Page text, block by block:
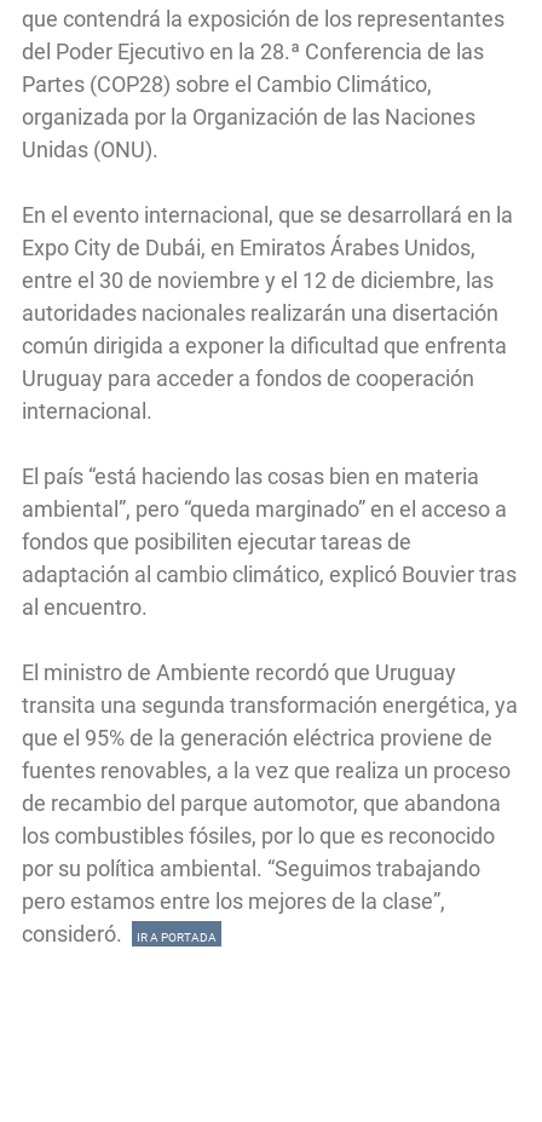
que contendrá la exposición de los representantes
del Poder Ejecutivo en la 28.ª Conferencia de las
Partes (COP28) sobre el Cambio Climático,
organizada por la Organización de las Naciones
Unidas (ONU).
En el evento internacional, que se desarrollará en la
Expo City de Dubái, en Emiratos Árabes Unidos,
entre el 30 de noviembre y el 12 de diciembre, las
autoridades nacionales realizarán una disertación
común dirigida a exponer la dificultad que enfrenta
Uruguay para acceder a fondos de cooperación
internacional.
El país “está haciendo las cosas bien en materia
ambiental”, pero “queda marginado” en el acceso a
fondos que posibiliten ejecutar tareas de
adaptación al cambio climático, explicó Bouvier tras
al encuentro.
El ministro de Ambiente recordó que Uruguay
transita una segunda transformación energética, ya
que el 95% de la generación eléctrica proviene de
fuentes renovables, a la vez que realiza un proceso
de recambio del parque automotor, que abandona
los combustibles fósiles, por lo que es reconocido
por su política ambiental. “Seguimos trabajando
pero estamos entre los mejores de la clase”,
consideró.
IR A PORTADA